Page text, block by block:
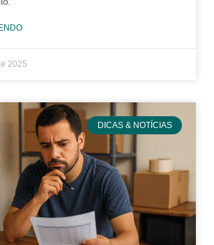
2025
DICAS & NOTÍCIAS